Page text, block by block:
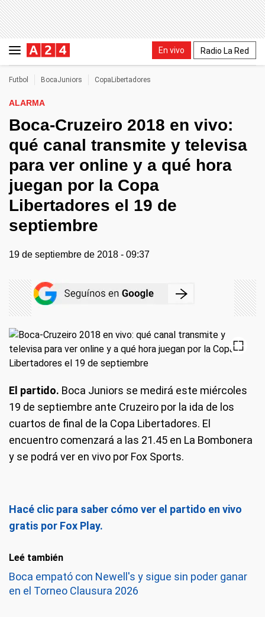
En vivo Radio La Red
Futbol BocaJuniors CopaLibertadores
ALARMA
Boca-Cruzeiro 2018 en vivo:
qué canal transmite y televisa
para ver online y a qué hora
juegan por la Copa
Libertadores el 19 de
septiembre
19 de septiembre de 2018 - 09:37
El partido. Boca Juniors se medirá este miércoles
19 de septiembre ante Cruzeiro por la ida de los
cuartos de final de la Copa Libertadores. El
encuentro comenzará a las 21.45 en La Bombonera
y se podrá ver en vivo por Fox Sports.
Hacé clic para saber cómo ver el partido en vivo
gratis por Fox Play.
Leé también
Boca empató con Newell's y sigue sin poder ganar
en el Torneo Clausura 2026